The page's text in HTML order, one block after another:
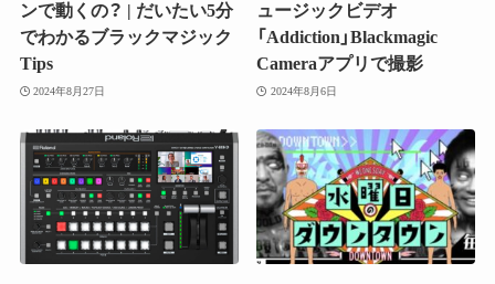
ンで動くの？ | だいたい5分
でわかるブラックマジック
Tips
2024年8月27日
ュージックビデオ
「Addiction」Blackmagic
Cameraアプリで撮影
2024年8月6日